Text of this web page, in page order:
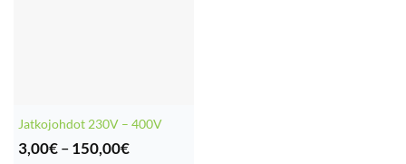
Jatkojohdot 230V – 400V
3,00€ – 150,00€Hintaluokka: